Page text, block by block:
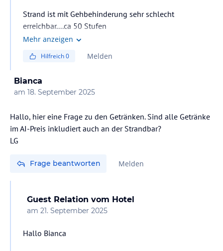
Strand ist mit Gehbehinderung sehr schlecht
erreichbar....ca 50 Stufen
Zentrale Lage gibt es eigentlich nicht- da alles " um
Mehr anzeigen
Hilfreich0 Melden
Bianca
am 18. September 2025
Hallo, hier eine Frage zu den Getränken. Sind alle Getränke
im AI-Preis inkludiert auch an der Strandbar?
LG
Frage beantworten Melden
Guest Relation vom Hotel
am 21. September 2025
Hallo Bianca